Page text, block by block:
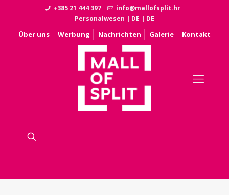
+385 21 444 397
info@mallofsplit.hr
Personalwesen | DE | DE
Über uns Werbung Nachrichten Galerie Kontakt